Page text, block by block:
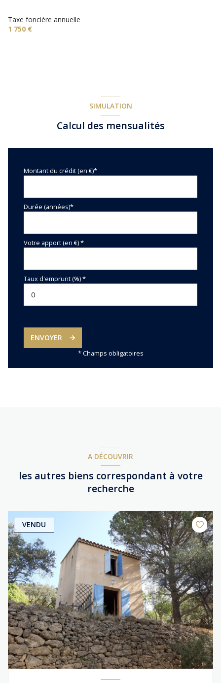
exposition Sud
Taxe foncière annuelle
1 750 €
SIMULATION
Calcul des mensualités
Montant du crédit (en €)*
Durée (années)*
Votre apport (en €) *
Taux d'emprunt (%) *
ENVOYER
* Champs obligatoires
A DÉCOUVRIR
les autres biens correspondant à votre
recherche
VENDU